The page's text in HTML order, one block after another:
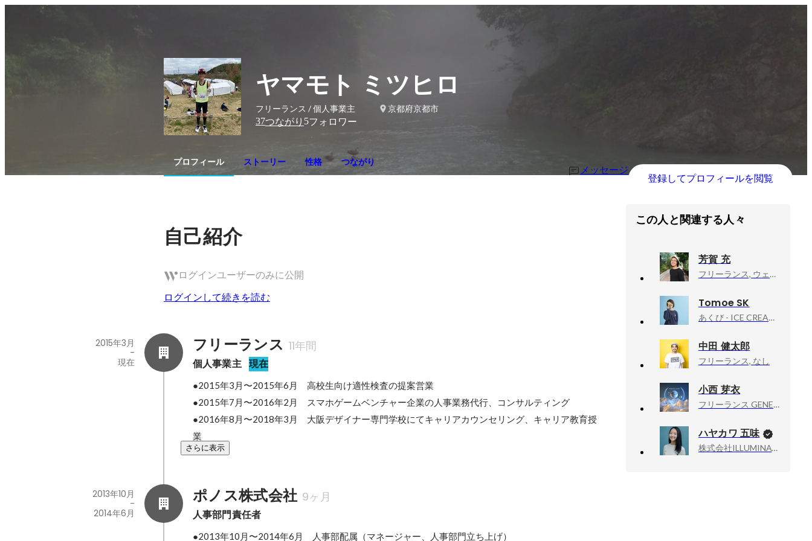
ヤマモト ミツヒロ
フリーランス / 個人事業主
京都府京都市
37つながり 5フォロワー
プロフィール ストーリー 性格 つながり
メッセージ
登録してプロフィールを閲覧
自己紹介
ログインユーザーのみに公開
ログインして続きを読む
フリーランス 11年間
個人事業主 現在
2015年3月
-
現在
●2015年3月〜2015年6月　高校生向け適性検査の提案営業
●2015年7月〜2016年2月　スマホゲームベンチャー企業の人事業務代行、コンサルティング
●2016年8月〜2018年3月　大阪デザイナー専門学校にてキャリアカウンセリング、キャリア教育授
業
さらに表示
ポノス株式会社 9ヶ月
人事部門責任者
2013年10月
-
2014年6月
●2013年10月〜2014年6月　人事部配属（マネージャー、人事部門立ち上げ）
この人と関連する人々
芳賀 充
フリーランス, ウェブエンジニア
Tomoe SK
あくび - ICE CREAM &CRAFT BEER, 店長
中田 健太郎
フリーランス, なし
小西 芽衣
フリーランス GENERATIVE ART STUDIO, CG アーティスト
ハヤカワ 五味
株式会社ILLUMINATE, 代表取締役